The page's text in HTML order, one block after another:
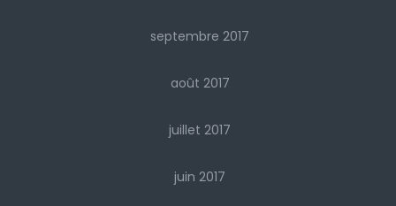
septembre 2017
août 2017
juillet 2017
juin 2017